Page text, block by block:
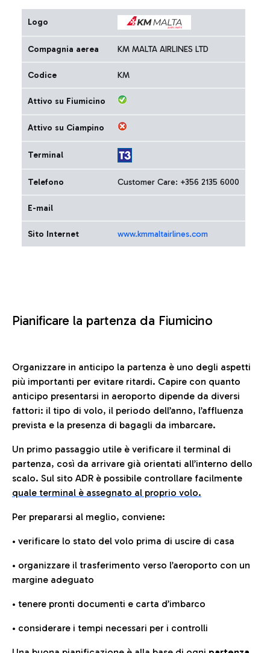
Logo
Compagnia aerea KM MALTA AIRLINES LTD
Codice KM
Attivo su Fiumicino
Attivo su Ciampino
Terminal
Telefono Customer Care: +356 2135 6000
E-mail
Sito Internet www.kmmaltairlines.com
Pianificare la partenza da Fiumicino
Organizzare in anticipo la partenza è uno degli aspetti
più importanti per evitare ritardi. Capire con quanto
anticipo presentarsi in aeroporto dipende da diversi
fattori: il tipo di volo, il periodo dell’anno, l’affluenza
prevista e la presenza di bagagli da imbarcare.
Un primo passaggio utile è verificare il terminal di
partenza, così da arrivare già orientati all’interno dello
scalo. Sul sito ADR è possibile controllare facilmente
quale terminal è assegnato al proprio volo.
Per prepararsi al meglio, conviene:
• verificare lo stato del volo prima di uscire di casa
• organizzare il trasferimento verso l’aeroporto con un
margine adeguato
• tenere pronti documenti e carta d’imbarco
• considerare i tempi necessari per i controlli